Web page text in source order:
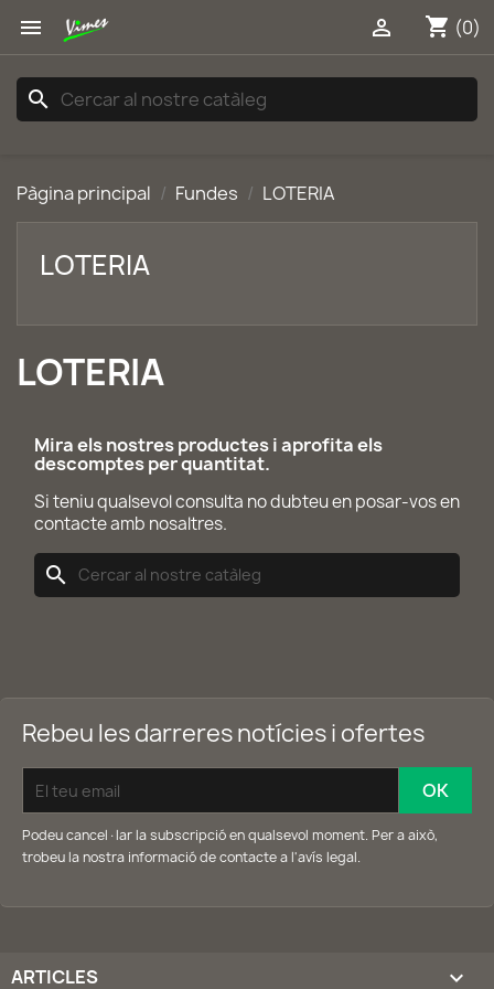
 shopping_cart (0)

search
Pàgina principal Fundes LOTERIA
LOTERIA
LOTERIA
Mira els nostres productes i aprofita els
descomptes per quantitat.
Si teniu qualsevol consulta no dubteu en posar-vos en
contacte amb nosaltres.
search
Rebeu les darreres notícies i ofertes
Podeu cancel·lar la subscripció en qualsevol moment. Per a això,
trobeu la nostra informació de contacte a l'avís legal.
ARTICLES 